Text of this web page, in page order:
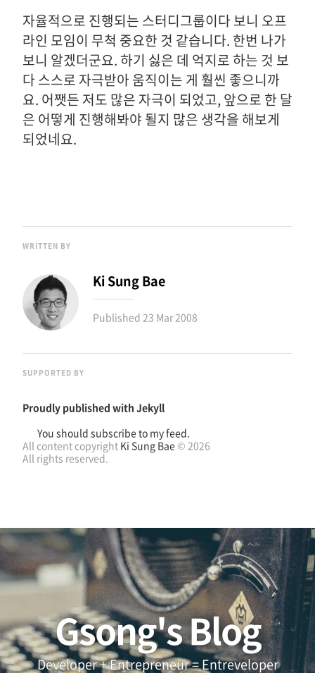
자율적으로 진행되는 스터디그룹이다 보니 오프
라인 모임이 무척 중요한 것 같습니다. 한번 나가
보니 알겠더군요. 하기 싫은 데 억지로 하는 것 보
다 스스로 자극받아 움직이는 게 훨씬 좋으니까
요. 어쨋든 저도 많은 자극이 되었고, 앞으로 한 달
은 어떻게 진행해봐야 될지 많은 생각을 해보게
되었네요.
WRITTEN BY
Ki Sung Bae
Published 23 Mar 2008
SUPPORTED BY
Proudly published with Jekyll
You should subscribe to my feed.
All content copyright Ki Sung Bae© 2026
All rights reserved.
Gsong's Blog
Developer + Entrepreneur = Entreveloper